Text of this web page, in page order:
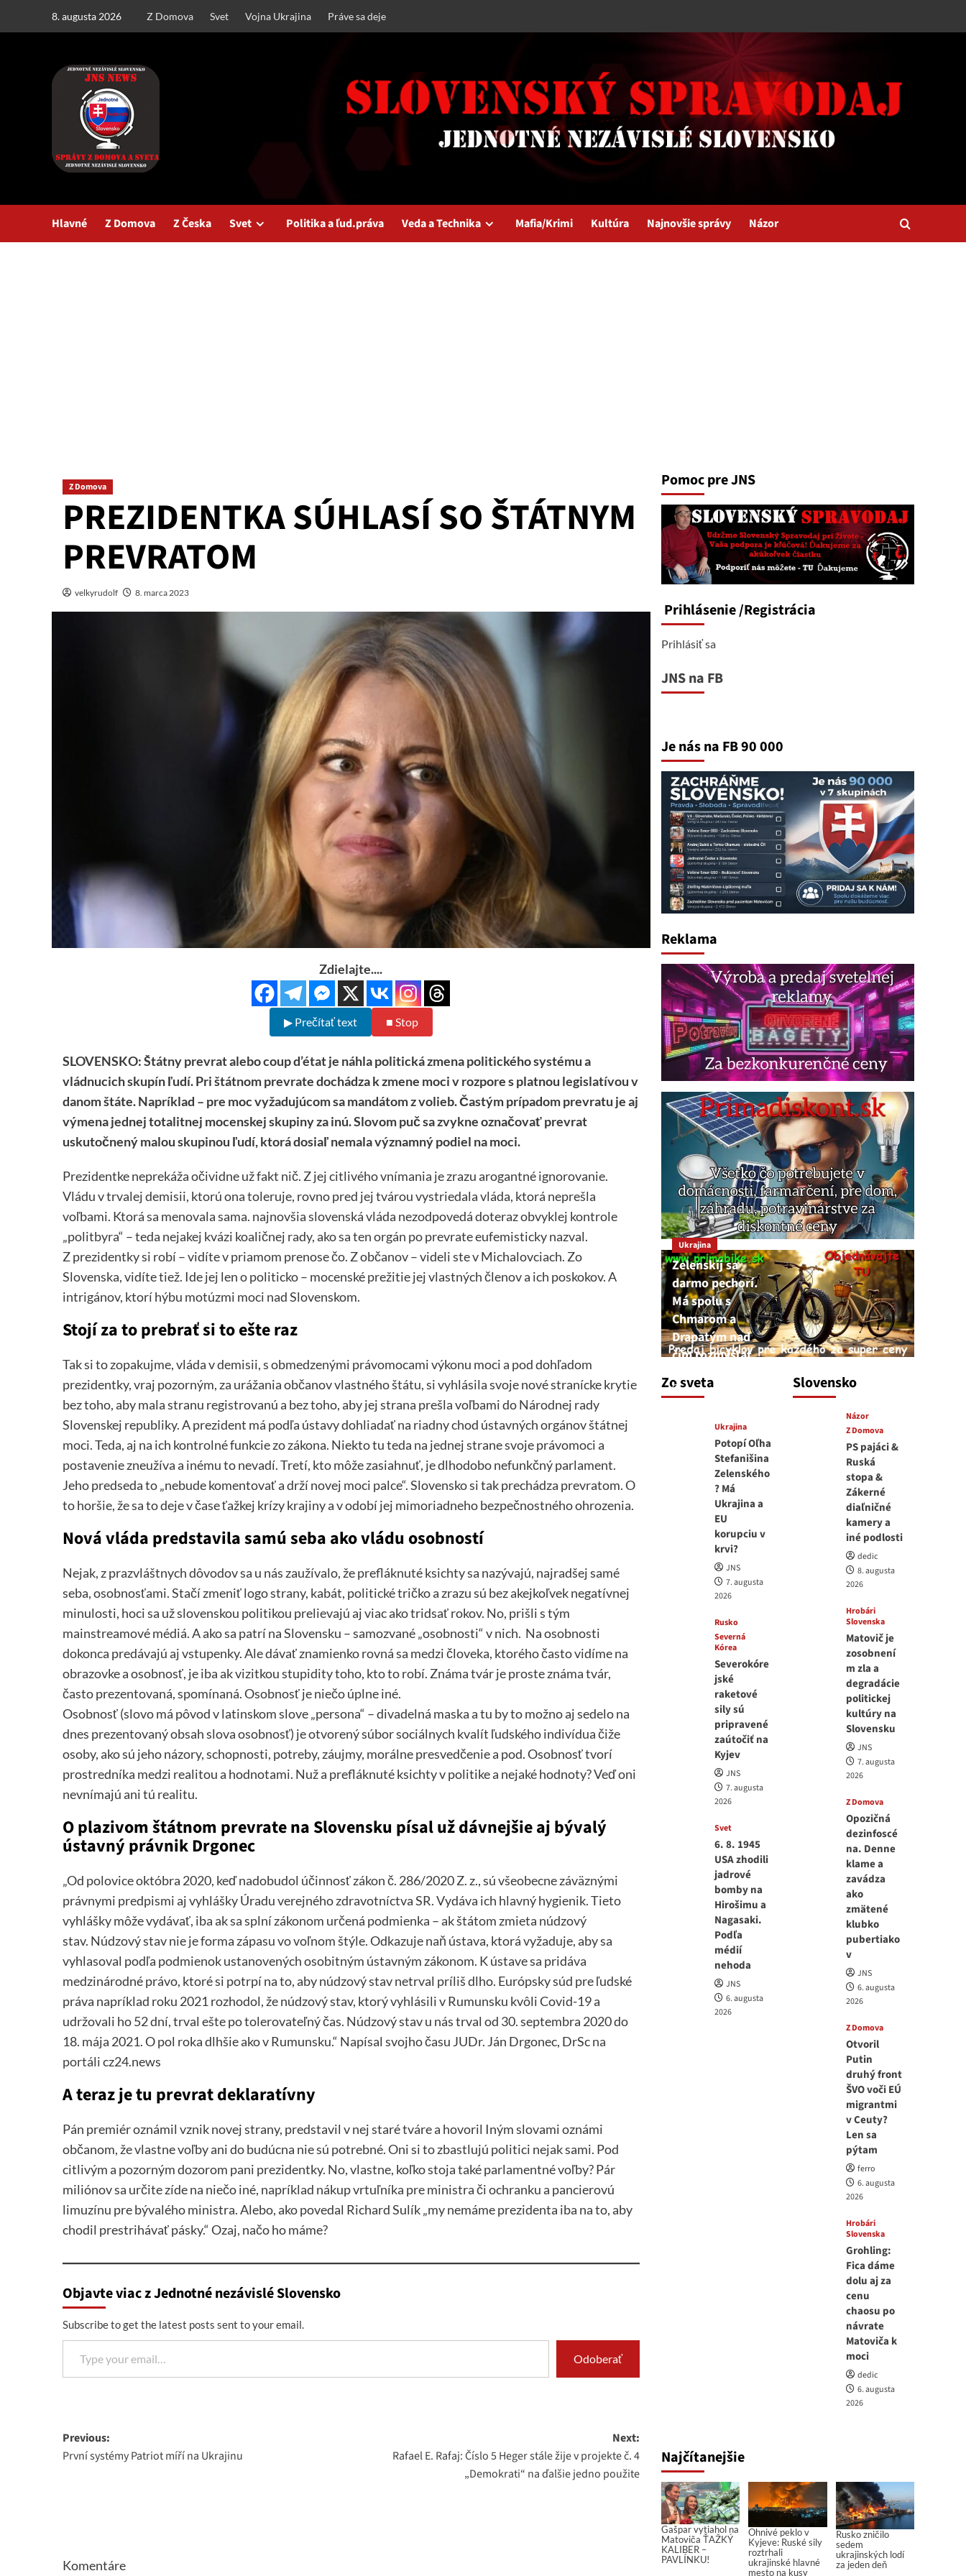
8. augusta 2026 Z Domova Svet Vojna Ukrajina Práve sa deje
Hlavné Z Domova Z Česka Svet Politika a ľud.práva Veda a Technika Mafia/Krimi Kultúra Najnovšie správy Názor
Z Domova
PREZIDENTKA SÚHLASÍ SO ŠTÁTNYM
PREVRATOM
velkyrudolf 8. marca 2023
Zdielajte....
▶ Prečítať text ■ Stop
SLOVENSKO: Štátny prevrat alebo coup d’état je náhla politická zmena politického systému a
vládnucich skupín ľudí. Pri štátnom prevrate dochádza k zmene moci v rozpore s platnou legislatívou v
danom štáte. Napríklad – pre moc vyžadujúcom sa mandátom z volieb. Častým prípadom prevratu je aj
výmena jednej totalitnej mocenskej skupiny za inú. Slovom puč sa zvykne označovať prevrat
uskutočnený malou skupinou ľudí, ktorá dosiaľ nemala významný podiel na moci.
Prezidentke neprekáža očividne už fakt nič. Z jej citlivého vnímania je zrazu arogantné ignorovanie.
Vládu v trvalej demisii, ktorú ona toleruje, rovno pred jej tvárou vystriedala vláda, ktorá neprešla
voľbami. Ktorá sa menovala sama. najnovšia slovenská vláda nezodpovedá doteraz obvyklej kontrole
„politbyra“ – teda nejakej kvázi koaličnej rady, ako sa ten orgán po prevrate eufemisticky nazval.
Z prezidentky si robí – vidíte v priamom prenose čo. Z občanov – videli ste v Michalovciach. Zo
Slovenska, vidíte tiež. Ide jej len o politicko – mocenské prežitie jej vlastných členov a ich poskokov. A
intrigánov, ktorí hýbu motúzmi moci nad Slovenskom.
Stojí za to prebrať si to ešte raz
Tak si to zopakujme, vláda v demisii, s obmedzenými právomocami výkonu moci a pod dohľadom
prezidentky, vraj pozorným, za urážania občanov vlastného štátu, si vyhlásila svoje nové stranícke krytie
bez toho, aby mala stranu registrovanú a bez toho, aby jej strana prešla voľbami do Národnej rady
Slovenskej republiky. A prezident má podľa ústavy dohliadať na riadny chod ústavných orgánov štátnej
moci. Teda, aj na ich kontrolné funkcie zo zákona. Niekto tu teda na jednej strane svoje právomoci a
postavenie zneužíva a inému to nevadí. Tretí, kto môže zasiahnuť, je dlhodobo nefunkčný parlament.
Jeho predseda to „nebude komentovať a drží novej moci palce“. Slovensko si tak prechádza prevratom. O
to horšie, že sa to deje v čase ťažkej krízy krajiny a v odobí jej mimoriadneho bezpečnostného ohrozenia.
Nová vláda predstavila samú seba ako vládu osobností
Nejak, z prazvláštnych dôvodov sa u nás zaužívalo, že prefláknuté ksichty sa nazývajú, najradšej samé
seba, osobnosťami. Stačí zmeniť logo strany, kabát, politické tričko a zrazu sú bez akejkoľvek negatívnej
minulosti, hoci sa už slovenskou politikou prelievajú aj viac ako tridsať rokov. No, prišli s tým
mainstreamové médiá. A ako sa patrí na Slovensku – samozvané „osobnosti“ v nich. Na osobnosti
dokonca predávajú aj vstupenky. Ale dávať znamienko rovná sa medzi človeka, ktorého často vidíme na
obrazovke a osobnosť, je iba ak vizitkou stupidity toho, kto to robí. Známa tvár je proste známa tvár,
často prezentovaná, spomínaná. Osobnosť je niečo úplne iné.
Osobnosť (slovo má pôvod v latinskom slove „persona“ – divadelná maska a tu by to možno aj sedelo na
dnes prezentovaný obsah slova osobnosť) je otvorený súbor sociálnych kvalít ľudského indivídua čiže
osoby, ako sú jeho názory, schopnosti, potreby, záujmy, morálne presvedčenie a pod. Osobnosť tvorí
prostredníka medzi realitou a hodnotami. Nuž a prefláknuté ksichty v politike a nejaké hodnoty? Veď oni
nevnímajú ani tú realitu.
O plazivom štátnom prevrate na Slovensku písal už dávnejšie aj bývalý
ústavný právnik Drgonec
„Od polovice októbra 2020, keď nadobudol účinnosť zákon č. 286/2020 Z. z., sú všeobecne záväznými
právnymi predpismi aj vyhlášky Úradu verejného zdravotníctva SR. Vydáva ich hlavný hygienik. Tieto
vyhlášky môže vydávať, iba ak sa splní zákonom určená podmienka – ak štátom zmieta núdzový
stav. Núdzový stav nie je forma zápasu vo voľnom štýle. Odkazuje naň ústava, ktorá vyžaduje, aby sa
vyhlasoval podľa podmienok ustanovených osobitným ústavným zákonom. K ústave sa pridáva
medzinárodné právo, ktoré si potrpí na to, aby núdzový stav netrval príliš dlho. Európsky súd pre ľudské
práva napríklad roku 2021 rozhodol, že núdzový stav, ktorý vyhlásili v Rumunsku kvôli Covid-19 a
udržovali ho 52 dní, trval ešte po tolerovateľný čas. Núdzový stav u nás trval od 30. septembra 2020 do
18. má­ja 2021. O pol roka dlhšie ako v Rumunsku.“ Napísal svojho času JUDr. Ján Drgonec, DrScna
portálicz24.news
A teraz je tu prevrat deklaratívny
Pán premiér oznámil vznik novej strany, predstavil v nej staré tváre a hovoril Iným slovami oznámi
občanom, že vlastne voľby ani do budúcna nie sú potrebné. Oni si to zbastlujú politici nejak sami. Pod
citlivým a pozorným dozorom pani prezidentky. No, vlastne, koľko stoja také parlamentné voľby? Pár
miliónov sa určite zíde na niečo iné, napríklad nákup vrtuľníka pre ministra či ochranku a pancierovú
limuzínu pre bývalého ministra. Alebo, ako povedal Richard Sulík „my nemáme prezidenta iba na to, aby
chodil prestrihávať pásky.“ Ozaj, načo ho máme?
Objavte viac z Jednotné nezávislé Slovensko
Subscribe to get the latest posts sent to your email.
Type your email…
Odoberať
Post
navigation
Previous:
První systémy Patriot míří na Ukrajinu
Next:
Rafael E. Rafaj: Číslo 5 Heger stále žije v projekte č. 4
„Demokrati“ na ďalšie jedno použite
Komentáre
Pomoc pre JNS
Prihlásenie/Registrácia
Prihlásiť sa
JNS na FB
Je nás na FB 90 000
Reklama
Zo sveta
Ukrajina
Zelenskij sa
darmo pechorí.
Má spolu s
Chmarom a
Drapatým nad
čím rozmýšľať
medvedar
8. augusta 2026
Ukrajina
Potopí Oľha
Stefanišina
Zelenského
? Má
Ukrajina a
EU
korupciu v
krvi?
JNS
7. augusta
2026
Rusko
Severná
Kórea
Severokóre
jské
raketové
sily sú
pripravené
zaútočiť na
Kyjev
JNS
7. augusta
2026
Svet
6. 8. 1945
USA zhodili
jadrové
bomby na
Hirošimu a
Nagasaki.
Podľa
médií
nehoda
JNS
6. augusta
2026
Slovensko
Názor
Z Domova
PS pajáci &
Ruská
stopa &
Zákerné
diaľničné
kamery a
iné podlosti
dedic
8. augusta
2026
Hrobári
Slovenska
Matovič je
zosobnení
m zla a
degradácie
politickej
kultúry na
Slovensku
JNS
7. augusta
2026
Z Domova
Opozičná
dezinfoscé
na. Denne
klame a
zavádza
ako
zmätené
klubko
pubertiako
v
JNS
6. augusta
2026
Z Domova
Otvoril
Putin
druhý front
ŠVO voči EÚ
migrantmi
v Ceuty?
Len sa
pýtam
ferro
6. augusta
2026
Hrobári
Slovenska
Grohling:
Fica dáme
dolu aj za
cenu
chaosu po
návrate
Matoviča k
moci
dedic
6. augusta
2026
Najčítanejšie
Gašpar vytiahol na
Matoviča ŤAŽKÝ
KALIBER –
PAVLÍNKU!
Ohnivé peklo v
Kyjeve: Ruské sily
roztrhali
ukrajinské hlavné
mesto na kusy
Rusko zničilo
sedem
ukrajinských lodí
za jeden deň